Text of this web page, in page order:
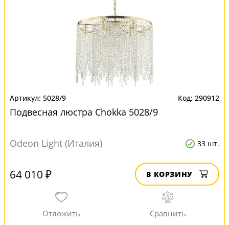
5028/9 290912
Подвесная люстра Chokka 5028/9
Odeon Light (Италия) 33 шт.
64 010 ₽ В КОРЗИНУ